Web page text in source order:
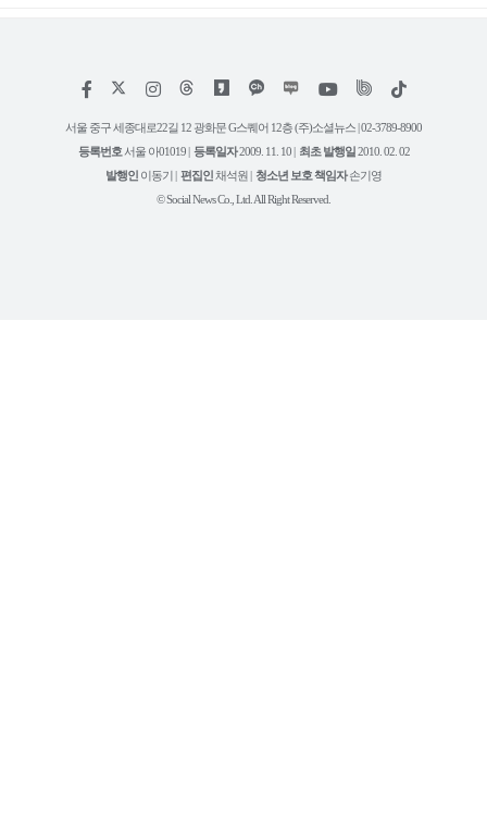
페
스
인
타
램
위
트
유
튜
틱
서울 중구 세종대로22길 12 광화문 G스퀘어 12층 (주)소셜뉴스 | 02-3789-8900
등록번호 서울 아01019 | 등록일자2009. 11. 10 | 최초 발행일2010. 02. 02
발행인 이동기 | 편집인채석원 | 청소년 보호 책임자손기영
© Social News Co., Ltd. All Right Reserved.